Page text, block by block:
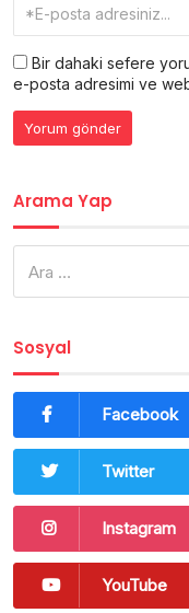
Bir dahaki sefere
e-posta adresimi ve
Arama Yap
Sosyal
Facebook
Twitter
Instagram
YouTube